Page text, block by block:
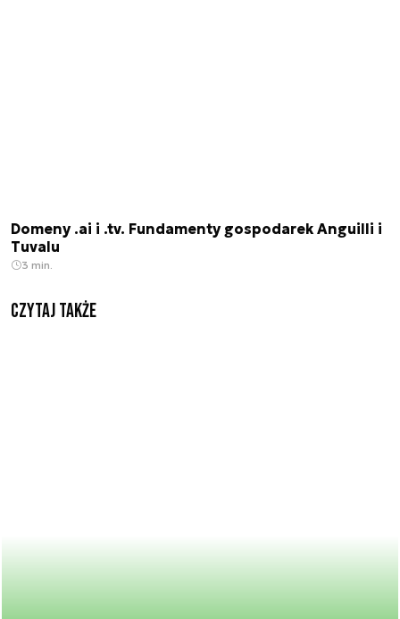
Domeny .ai i .tv. Fundamenty gospodarek Anguilli i
Tuvalu
3 min.
Czytaj także